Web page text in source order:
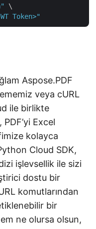
\
Token>"
Aspose.PDF
veya cURL
ile birlikte
Excel
kolayca
Cloud SDK,
işlevsellik ile sizi
dostu bir
komutlarından
bir
ne olursa olsun,